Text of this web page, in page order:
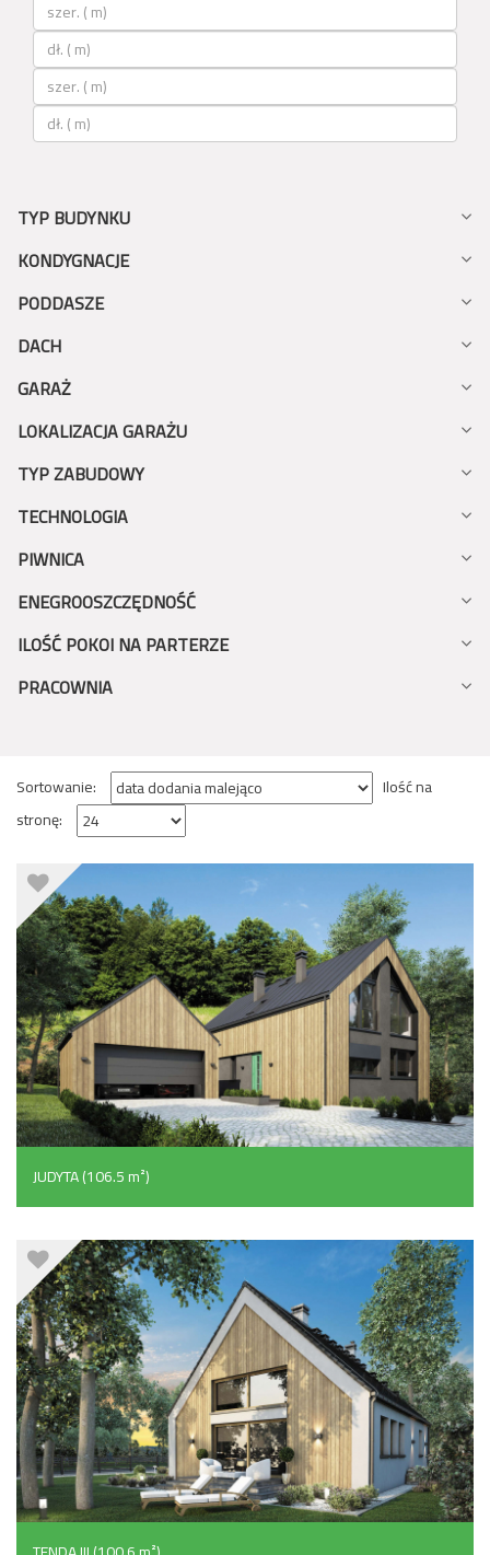
TYP BUDYNKU
KONDYGNACJE
PODDASZE
DACH
GARAŻ
LOKALIZACJA GARAŻU
TYP ZABUDOWY
TECHNOLOGIA
PIWNICA
ENEGROOSZCZĘDNOŚĆ
ILOŚĆ POKOI NA PARTERZE
PRACOWNIA
Sortowanie:
Ilość na
stronę:
JUDYTA (106.5 m²)